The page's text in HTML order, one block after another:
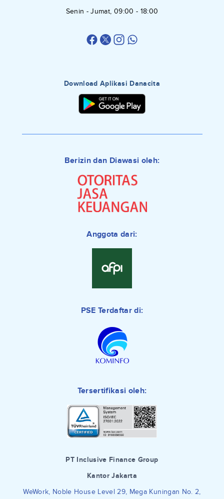
Senin - Jumat, 09:00 - 18:00
Download Aplikasi Danacita
Berizin dan Diawasi oleh:
Anggota dari:
PSE Terdaftar di:
Tersertifikasi oleh:
PT Inclusive Finance Group
Kantor Jakarta
WeWork, Noble House Level 29, Mega Kuningan No. 2,